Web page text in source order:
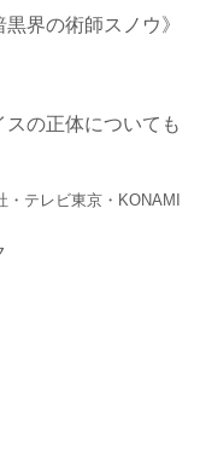
界の術師スノウ》
の正体についても
テレビ東京・KONAMI